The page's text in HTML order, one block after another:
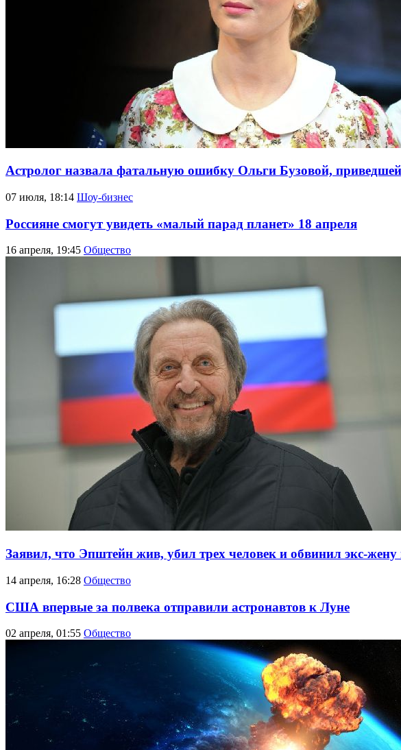
Астролог назвала фатальную ошибку Ольги Бузовой,
07 июля, 18:14 Шоу-бизнес
Россияне смогут увидеть «малый парад планет» 18 апреля
16 апреля, 19:45 Общество
Заявил, что Эпштейн жив, убил трех человек и обвинил экс-
14 апреля, 16:28 Общество
США впервые за полвека отправили астронавтов к Луне
02 апреля, 01:55 Общество